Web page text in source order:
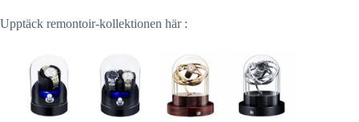
Upptäck remontoir-kollektionen här :